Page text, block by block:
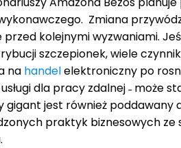
Zmiana
kolejnymi wyzwaniami.
szczepionek, wiele
na handelelektroniczny po
dla pracy zdalnej ˗ może
gigant jest również
praktyk biznesowych ze